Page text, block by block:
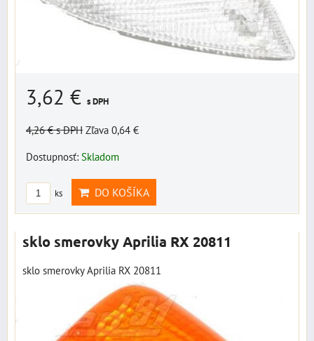
3,62 € s DPH
4,26 €s DPH Zľava 0,64 €
Dostupnosť: Skladom
ks DO KOŠÍKA
sklo smerovky Aprilia RX 20811
sklo smerovky Aprilia RX 20811